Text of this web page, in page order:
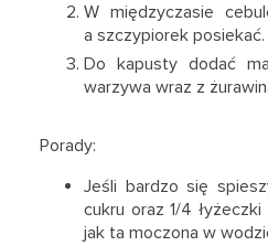
W międzyczasie
a szczypiorek posiekać.
Do kapusty dodać
warzywa wraz z
Porady:
Jeśli bardzo się
cukru oraz 1/4
jak ta moczona w